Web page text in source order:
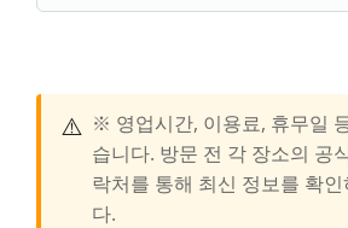
⚠️ ※ 영업시간, 이용료, 휴무일
습니다. 방문 전 각 장소의 공
락처를 통해 최신 정보를 확
다.